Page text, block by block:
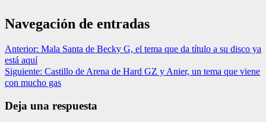
Navegación de entradas
Anterior: Mala Santa de Becky G, el tema que da título a su disco ya
está aquí
Siguiente: Castillo de Arena de Hard GZ y Anier, un tema que viene
con mucho gas
Deja una respuesta